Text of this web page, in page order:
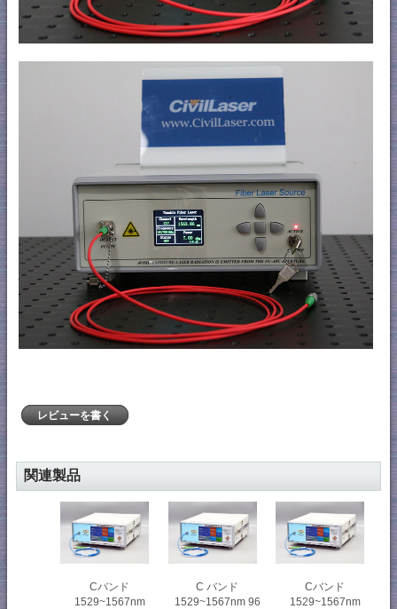
レビューを書く
関連製品
Cバンド
1529~1567nm
C バンド
1529~1567nm 96
Cバンド
1529~1567nm